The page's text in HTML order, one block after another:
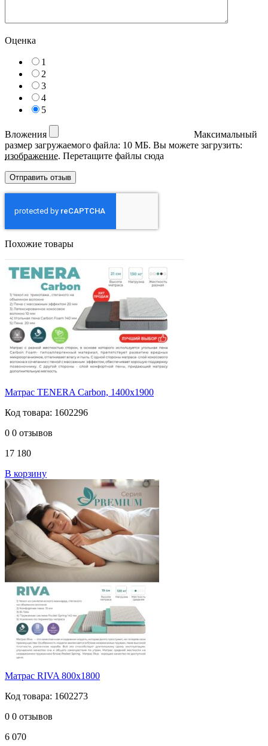
Оценка
1
2
3
4
5
Вложения
Максимальный
размер загружаемого файла: 10 МБ. Вы можете загрузить:
изображение. Перетащите файлы сюда
Похожие товары
Матрас TENERA Carbоn, 1400х1900
Код товара: 1602296
0 0 отзывов
17 180
В корзину
Матрас RIVA 800х1800
Код товара: 1602273
0 0 отзывов
6 070